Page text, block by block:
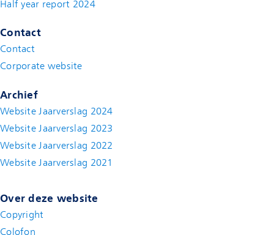
Half year report 2024(new window)
Contact
Contact
Corporate website
Archief
Website Jaarverslag 2024
Website Jaarverslag 2023
Website Jaarverslag 2022
Website Jaarverslag 2021
Over deze website
Copyright
Colofon